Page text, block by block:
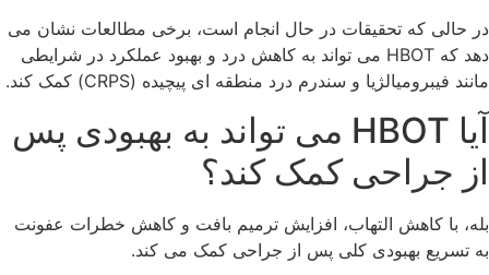
در حالی که تحقیقات در حال انجام است، برخی مطالعات نشان می
دهد که HBOT می تواند به کاهش درد و بهبود عملکرد در شرایطی
مانند فیبرومیالژیا و سندرم درد منطقه ای پیچیده (CRPS) کمک کند.
آیا HBOT می تواند به بهبودی پس
از جراحی کمک کند؟
بله، با کاهش التهاب، افزایش ترمیم بافت و کاهش خطرات عفونت
به تسریع بهبودی کلی پس از جراحی کمک می کند.